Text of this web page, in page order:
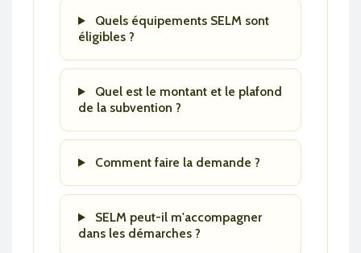
Quels équipements SELM sont
éligibles ?
Quel est le montant et le plafond
de la subvention ?
Comment faire la demande ?
SELM peut-il m'accompagner
dans les démarches ?